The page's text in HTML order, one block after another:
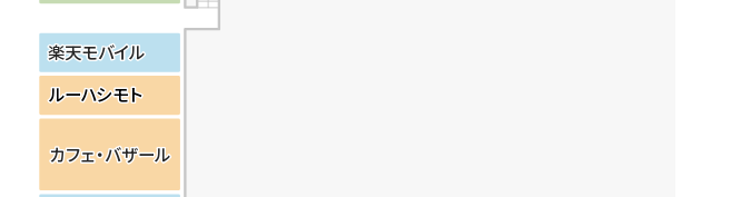
カフェ・バザール
カフェ・バザール
カフェ・バザール
ルーハシモト
ルーハシモト
楽天モバイル
楽天モバイル
楽天モバイル